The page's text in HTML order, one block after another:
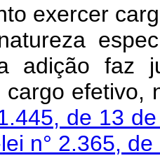
exercer
adição faz
cargo
de 13
n° 2.365,